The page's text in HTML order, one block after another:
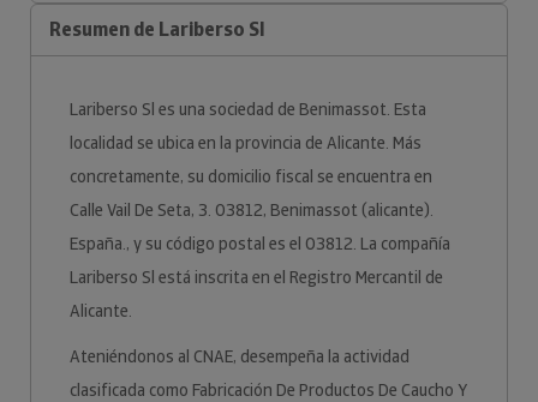
Resumen de Lariberso Sl
Lariberso Sl es una sociedad de Benimassot. Esta
localidad se ubica en la provincia de Alicante. Más
concretamente, su domicilio fiscal se encuentra en
Calle Vail De Seta, 3. 03812, Benimassot (alicante).
España., y su código postal es el 03812. La compañía
Lariberso Sl está inscrita en el Registro Mercantil de
Alicante.
Ateniéndonos al CNAE, desempeña la actividad
clasificada como Fabricación De Productos De Caucho Y